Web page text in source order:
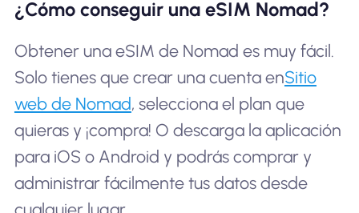
¿Cómo conseguir una eSIM Nomad?
Obtener una eSIM de Nomad es muy fácil.
Solo tienes que crear una cuenta enSitio
web de Nomad, selecciona el plan que
quieras y ¡compra! O descarga la aplicación
para iOS o Android y podrás comprar y
administrar fácilmente tus datos desde